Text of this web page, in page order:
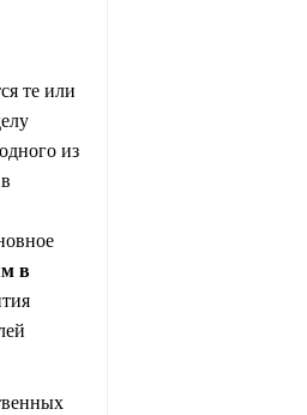
те или
из
в